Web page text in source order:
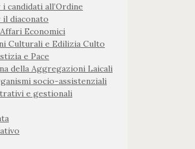
candidati all’Ordine
il diaconato
Economici
Culturali e Edilizia Culto
e Pace
della Aggregazioni Laicali
socio-assistenziali
e gestionali